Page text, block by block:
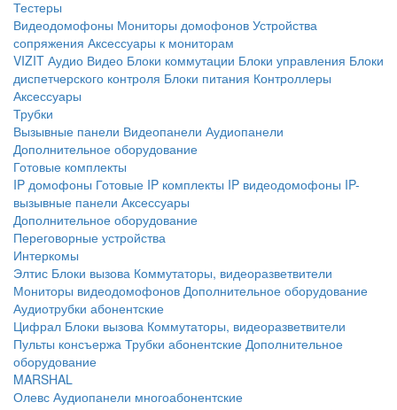
Тестеры
Видеодомофоны Мониторы домофонов Устройства
сопряжения Аксессуары к мониторам
VIZIT Аудио Видео Блоки коммутации Блоки управления Блоки
диспетчерского контроля Блоки питания Контроллеры
Аксессуары
Трубки
Вызывные панели Видеопанели Аудиопанели
Дополнительное оборудование
Готовые комплекты
IP домофоны Готовые IP комплекты IP видеодомофоны IP-
вызывные панели Аксессуары
Дополнительное оборудование
Переговорные устройства
Интеркомы
Элтис Блоки вызова Коммутаторы, видеоразветвители
Мониторы видеодомофонов Дополнительное оборудование
Аудиотрубки абонентские
Цифрал Блоки вызова Коммутаторы, видеоразветвители
Пульты консъержа Трубки абонентские Дополнительное
оборудование
MARSHAL
Олевс Аудиопанели многоабонентские